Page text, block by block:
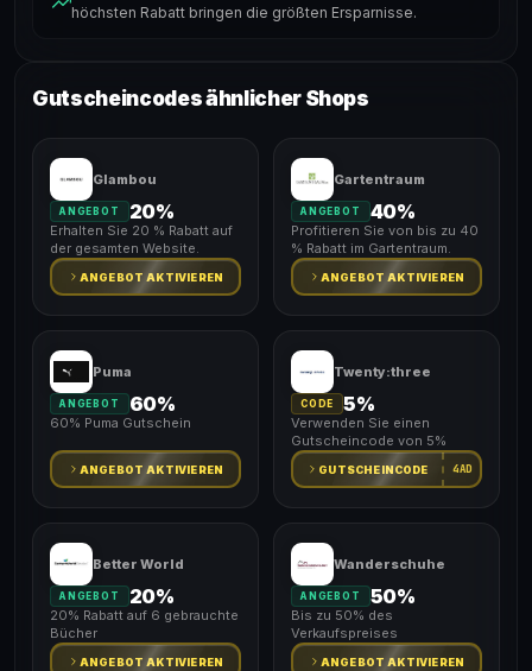
höchsten Rabatt bringen die größten Ersparnisse.
Gutscheincodes ähnlicher Shops
Glambou
ANGEBOT 20%
Erhalten Sie 20 % Rabatt auf
der gesamten Website.
ANGEBOT AKTIVIEREN
Gartentraum
ANGEBOT 40%
Profitieren Sie von bis zu 40
% Rabatt im Gartentraum.
ANGEBOT AKTIVIEREN
Puma
ANGEBOT 60%
60% Puma Gutschein
ANGEBOT AKTIVIEREN
Twenty:three
CODE 5%
Verwenden Sie einen
Gutscheincode von 5%
GUTSCHEINCODE 4AD
Better World
ANGEBOT 20%
20% Rabatt auf 6 gebrauchte
Bücher
ANGEBOT AKTIVIEREN
Wanderschuhe
ANGEBOT 50%
Bis zu 50% des
Verkaufspreises
ANGEBOT AKTIVIEREN